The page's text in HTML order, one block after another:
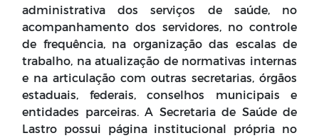
administrativa dos serviços de saúde, no
acompanhamento dos servidores, no controle
de frequência, na organização das escalas de
trabalho, na atualização de normativas internas
e na articulação com outras secretarias, órgãos
estaduais, federais, conselhos municipais e
entidades parceiras. A Secretaria de Saúde de
Lastro possui página institucional própria no